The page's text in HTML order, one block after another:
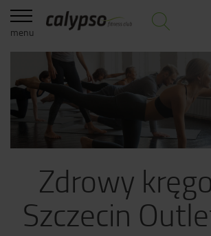
menu
Zdrowy
Szczecin